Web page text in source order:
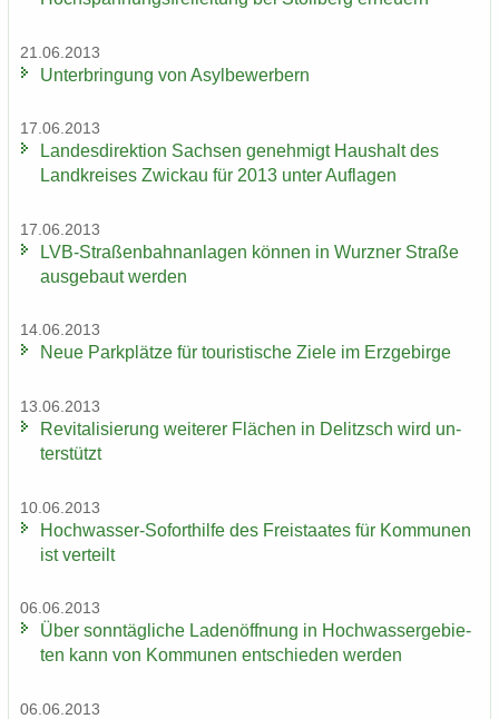
21.06.2013
Un­ter­brin­gung von Asyl­be­wer­bern
17.06.2013
Lan­des­di­rek­ti­on Sach­sen ge­neh­migt Haus­halt des
Land­krei­ses Zwi­ckau für 2013 unter Auf­la­gen
17.06.2013
LVB-​Straßenbahnanlagen kön­nen in Wurz­ner Stra­ße
aus­ge­baut wer­den
14.06.2013
Neue Park­plät­ze für tou­ris­ti­sche Ziele im Erz­ge­bir­ge
13.06.2013
Re­vi­ta­li­sie­rung wei­te­rer Flä­chen in De­litzsch wird un­
ter­stützt
10.06.2013
Hochwasser-​Soforthilfe des Frei­staa­tes für Kom­mu­nen
ist ver­teilt
06.06.2013
Über sonn­täg­li­che La­den­öff­nung in Hoch­was­ser­ge­bie­
ten kann von Kom­mu­nen ent­schie­den wer­den
06.06.2013